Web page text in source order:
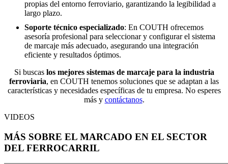
propias del entorno ferroviario, garantizando la legibilidad a
largo plazo.
Soporte técnico especializado: En COUTH ofrecemos
asesoría profesional para seleccionar y configurar el sistema
de marcaje más adecuado, asegurando una integración
eficiente y resultados óptimos.
Si buscas los mejores sistemas de marcaje para la industria
ferroviaria, en COUTH tenemos soluciones que se adaptan a las
características y necesidades específicas de tu empresa. No esperes
más y contáctanos.
VIDEOS
MÁS SOBRE EL MARCADO EN EL SECTOR
DEL FERROCARRIL